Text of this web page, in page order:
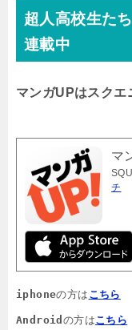
超人高校生た
連載中
マンガUPはスクエ
マ
チ
iphoneの方は こちら
Android の方はこちら